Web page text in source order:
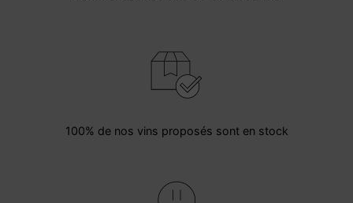
100% de nos vins proposés sont en stock